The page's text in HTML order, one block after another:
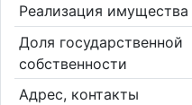
Реализация имущества
Доля государственной
собственности
Адрес, контакты